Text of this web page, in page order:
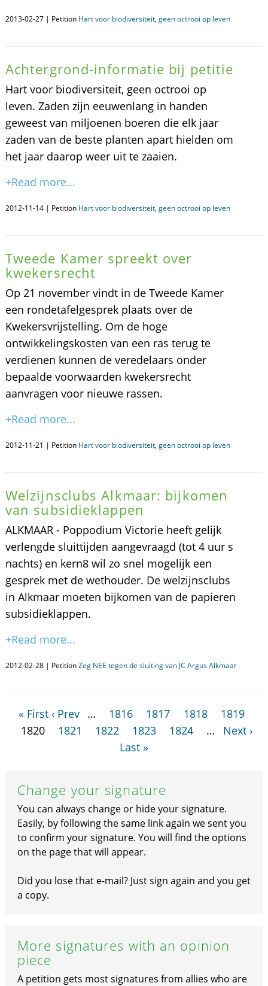
2013-02-27 | Petition Hart voor biodiversiteit, geen octrooi op leven
Achtergrond-informatie bij petitie
Hart voor biodiversiteit, geen octrooi op
leven. Zaden zijn eeuwenlang in handen
geweest van miljoenen boeren die elk jaar
zaden van de beste planten apart hielden om
het jaar daarop weer uit te zaaien.
+Read more...
2012-11-14 | Petition Hart voor biodiversiteit, geen octrooi op leven
Tweede Kamer spreekt over
kwekersrecht
Op 21 november vindt in de Tweede Kamer
een rondetafelgesprek plaats over de
Kwekersvrijstelling. Om de hoge
ontwikkelingskosten van een ras terug te
verdienen kunnen de veredelaars onder
bepaalde voorwaarden kwekersrecht
aanvragen voor nieuwe rassen.
+Read more...
2012-11-21 | Petition Hart voor biodiversiteit, geen octrooi op leven
Welzijnsclubs Alkmaar: bijkomen
van subsidieklappen
ALKMAAR - Poppodium Victorie heeft gelijk
verlengde sluittijden aangevraagd (tot 4 uur s
nachts) en kern8 wil zo snel mogelijk een
gesprek met de wethouder. De welzijnsclubs
in Alkmaar moeten bijkomen van de papieren
subsidieklappen.
+Read more...
2012-02-28 | PetitionZeg NEE tegen de sluiting van JC Argus Alkmaar
« First ‹ Prev … 1816 1817 1818
1819
1820
1821 1822 1823 1824 …
Next ›
Last »
Change your signature
You can always change or hide your signature.
Easily, by following the same link again we sent you
to confirm your signature. You will find the options
on the page that will appear.
Did you lose that e-mail? Just sign again and you get
a copy.
More signatures with an opinion
piece
A petition gets most signatures from allies who are